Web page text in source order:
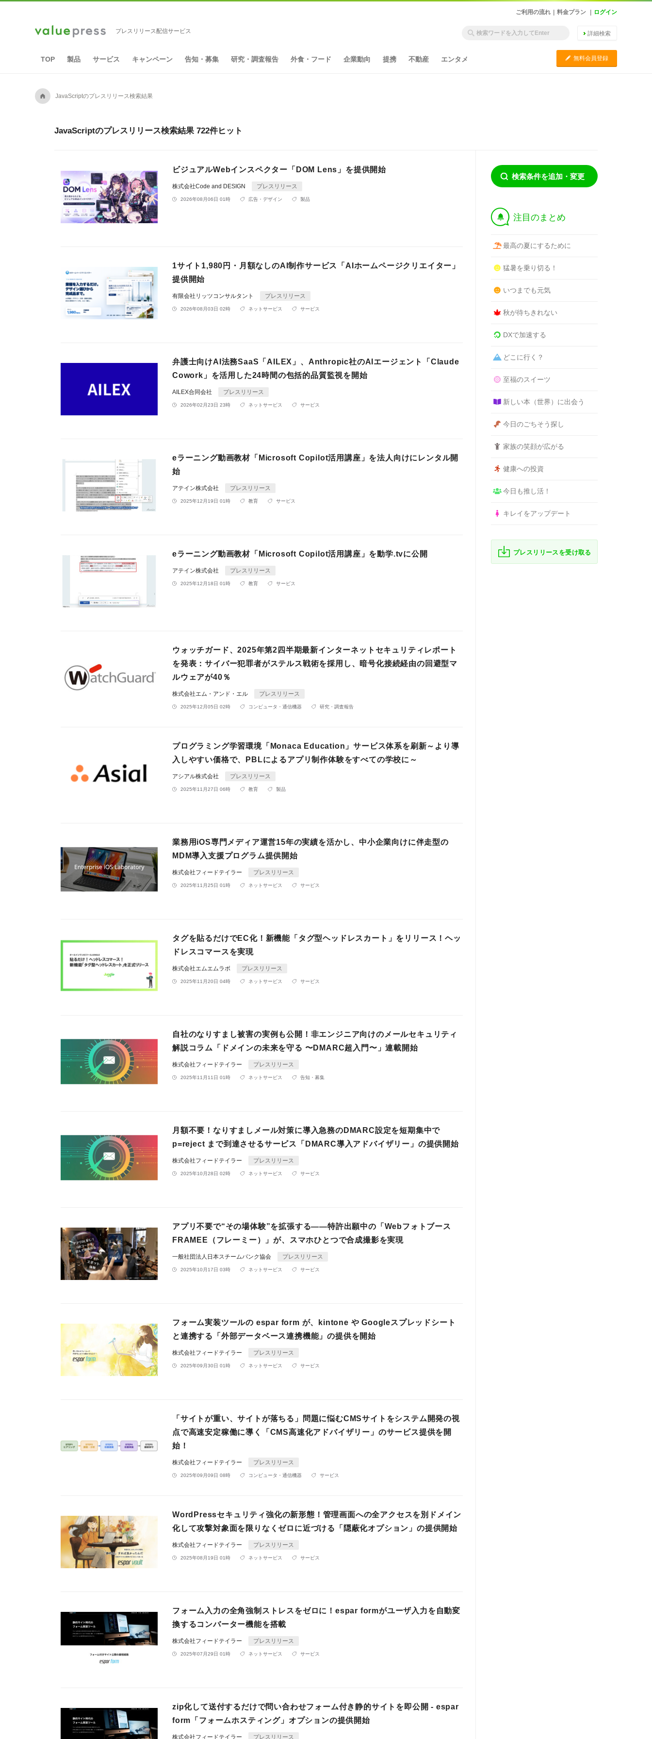
ご利用の流れ 料金プラン ログイン
プレスリリース配信サービス 詳細検索
TOP 製品 サービス キャンペーン 告知・募集 研究・調査報告 外食・フード 企業動向 提携 不動産 エンタメ C 無料会員登録
A JavaScriptのプレスリリース検索結果
JavaScriptのプレスリリース検索結果 722件ヒット
ビジュアルWebインスペクター「DOM Lens」を提供開始
株式会社Code and DESIGN プレスリリース
2026年08月06日 01時 広告・デザイン 製品
1サイト1,980円・月額なしのAI制作サービス「AIホームページクリエイター」
提供開始
有限会社リッツコンサルタント プレスリリース
2026年08月03日 02時 ネットサービス サービス
弁護士向けAI法務SaaS「AILEX」、Anthropic社のAIエージェント「Claude
Cowork」を活用した24時間の包括的品質監視を開始
AILEX合同会社 プレスリリース
2026年02月23日 23時 ネットサービス サービス
eラーニング動画教材「Microsoft Copilot活用講座」を法人向けにレンタル開
始
アテイン株式会社 プレスリリース
2025年12月19日 01時 教育 サービス
eラーニング動画教材「Microsoft Copilot活用講座」を動学.tvに公開
アテイン株式会社 プレスリリース
2025年12月18日 01時 教育 サービス
ウォッチガード、2025年第2四半期最新インターネットセキュリティレポート
を発表：サイバー犯罪者がステルス戦術を採用し、暗号化接続経由の回避型マ
ルウェアが40％
株式会社エム・アンド・エル プレスリリース
2025年12月05日 02時 コンピュータ・通信機器 研究・調査報告
プログラミング学習環境「Monaca Education」サービス体系を刷新～より導
入しやすい価格で、PBLによるアプリ制作体験をすべての学校に～
アシアル株式会社 プレスリリース
2025年11月27日 06時 教育 製品
業務用iOS専門メディア運営15年の実績を活かし、中小企業向けに伴走型の
MDM導入支援プログラム提供開始
株式会社フィードテイラー プレスリリース
2025年11月25日 01時 ネットサービス サービス
タグを貼るだけでEC化！新機能「タグ型ヘッドレスカート」をリリース！ヘッ
ドレスコマースを実現
株式会社エムエムラボ プレスリリース
2025年11月20日 04時 ネットサービス サービス
自社のなりすまし被害の実例も公開！非エンジニア向けのメールセキュリティ
解説コラム「ドメインの未来を守る 〜DMARC超入門〜」連載開始
株式会社フィードテイラー プレスリリース
2025年11月11日 01時 ネットサービス 告知・募集
月額不要！なりすましメール対策に導入急務のDMARC設定を短期集中で
p=reject まで到達させるサービス「DMARC導入アドバイザリー」の提供開始
株式会社フィードテイラー プレスリリース
2025年10月28日 02時 ネットサービス サービス
アプリ不要で“その場体験”を拡張する――特許出願中の「Webフォトブース
FRAMEE（フレーミー）」が、スマホひとつで合成撮影を実現
一般社団法人日本スチームパンク協会 プレスリリース
2025年10月17日 03時 ネットサービス サービス
フォーム実装ツールの espar form が、kintone や Googleスプレッドシート
と連携する「外部データベース連携機能」の提供を開始
株式会社フィードテイラー プレスリリース
2025年09月30日 01時 ネットサービス サービス
「サイトが重い、サイトが落ちる」問題に悩むCMSサイトをシステム開発の視
点で高速安定稼働に導く「CMS高速化アドバイザリー」のサービス提供を開
始！
株式会社フィードテイラー プレスリリース
2025年09月09日 08時 コンピュータ・通信機器 サービス
WordPressセキュリティ強化の新形態！管理画面への全アクセスを別ドメイン
化して攻撃対象面を限りなくゼロに近づける「隠蔽化オプション」の提供開始
株式会社フィードテイラー プレスリリース
2025年08月19日 01時 ネットサービス サービス
フォーム入力の全角強制ストレスをゼロに！espar formがユーザ入力を自動変
換するコンバーター機能を搭載
株式会社フィードテイラー プレスリリース
2025年07月29日 01時 ネットサービス サービス
zip化して送付するだけで問い合わせフォーム付き静的サイトを即公開 - espar
form「フォームホスティング」オプションの提供開始
株式会社フィードテイラー プレスリリース
検索条件を追加・変更
† 注目のまとめ
最高の夏にするために
猛暑を乗り切る！
いつまでも元気
秋が待ちきれない
DXで加速する
どこに行く？
至福のスイーツ
新しい本（世界）に出会う
今日のごちそう探し
家族の笑顔が広がる
健康への投資
今日も推し活！
キレイをアップデート
プレスリリースを受け取る